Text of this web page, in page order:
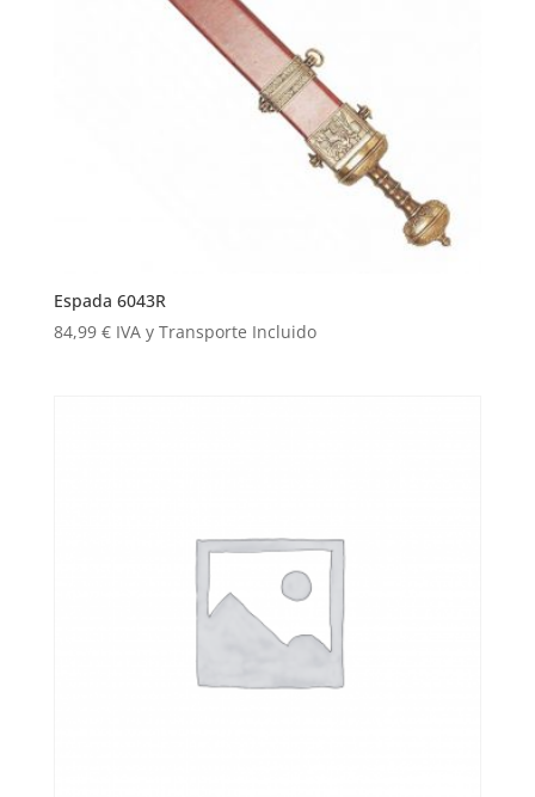
Espada 6043R
84,99 € IVA y Transporte Incluido